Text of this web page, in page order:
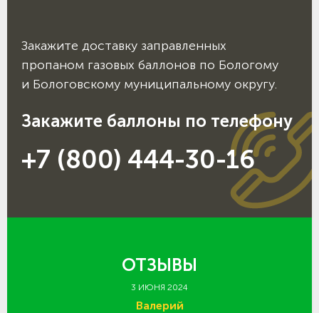
Закажите доставку заправленных
пропаном газовых баллонов по Бологому
и Бологовскому муниципальному округу.
Закажите баллоны по телефону
+7 (800) 444-30-16
ОТЗЫВЫ
3 ИЮНЯ 2024
Валерий